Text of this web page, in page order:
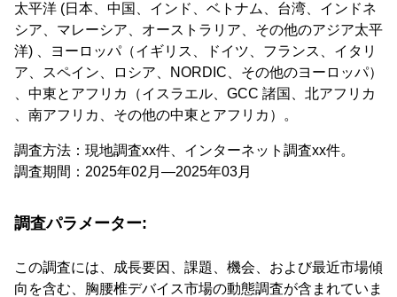
太平洋 (日本、中国、インド、ベトナム、台湾、インドネ
シア、マレーシア、オーストラリア、その他のアジア太平
洋) 、ヨーロッパ（イギリス、ドイツ、フランス、イタリ
ア、スペイン、ロシア、NORDIC、その他のヨーロッパ）
、中東とアフリカ（イスラエル、GCC 諸国、北アフリカ
、南アフリカ、その他の中東とアフリカ）。
調査方法：現地調査xx件、インターネット調査xx件。
調査期間：2025年02月―2025年03月
調査パラメーター:
この調査には、成長要因、課題、機会、および最近市場傾
向を含む、胸腰椎デバイス市場の動態調査が含まれていま